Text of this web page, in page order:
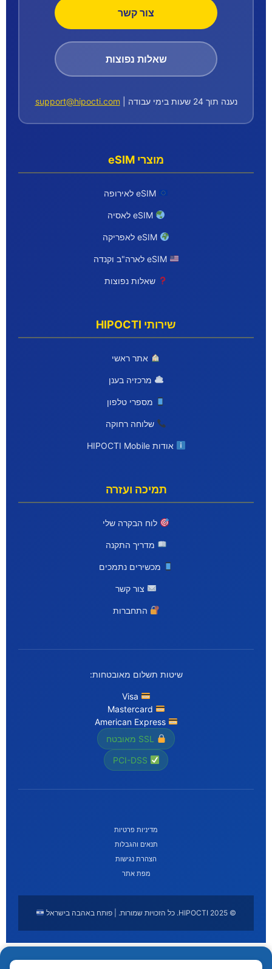
צור קשר
שאלות נפוצות
נענה תוך 24 שעות בימי עבודה | support@hipocti.com
מוצרי eSIM
eSIM לאסיה
eSIM לארה"ב וקנדה
שאלות נפוצות
שירותי HIPOCTI
אתר ראשי
מרכזיה בענן
מספרי טלפון
שלוחה רחוקה
אודות HIPOCTI Mobile
תמיכה ועזרה
לוח הבקרה שלי
מדריך התקנה
מכשירים נתמכים
צור קשר
התחברות
שיטות תשלום מאובטחות:
American Express
מדיניות פרטיות
תנאים והגבלות
הצהרת נגישות
מפת אתר
© 2025 HIPOCTI. כל הזכויות שמורות. | פותח באהבה בישראל